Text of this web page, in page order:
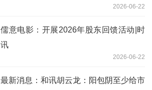
2026-06-22
儒意电影：开展2026年股东回馈活动|时
讯
2026-06-22
最新消息：和讯胡云龙：阳包阴至少给市